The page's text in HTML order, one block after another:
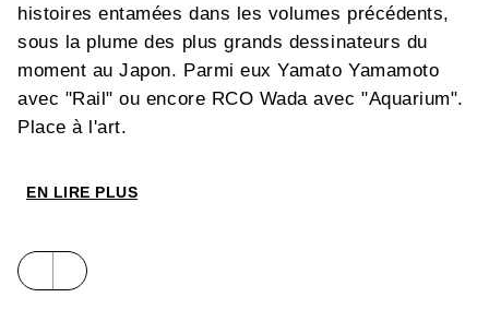
histoires entamées dans les volumes précédents,
sous la plume des plus grands dessinateurs du
moment au Japon. Parmi eux Yamato Yamamoto
avec "Rail" ou encore RCO Wada avec "Aquarium".
Place à l'art.
EN LIRE PLUS